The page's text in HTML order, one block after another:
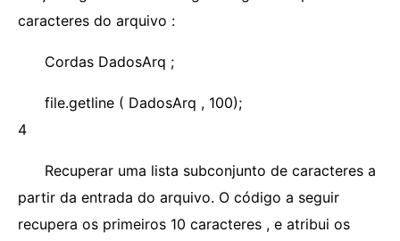
caracteres do arquivo :
Cordas DadosArq ;
file.getline ( DadosArq , 100);
4
Recuperar uma lista subconjunto de caracteres a
partir da entrada do arquivo. O código a seguir
recupera os primeiros 10 caracteres , e atribui os